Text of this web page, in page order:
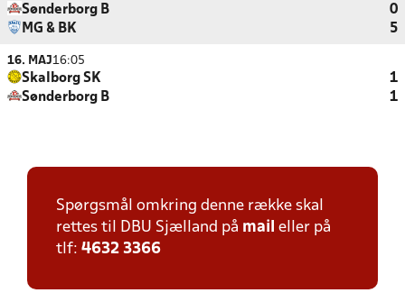
Sønderborg B
0
MG & BK
5
16. MAJ16:05
Skalborg SK
1
Sønderborg B
1
Spørgsmål omkring denne række skal
rettes til DBU Sjælland på mail eller på
tlf: 4632 3366